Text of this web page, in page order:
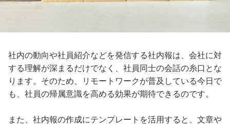
社内の動向や社員紹介などを発信する社内報は、会社に対
する理解が深まるだけでなく、社員同士の会話の糸口とな
ります。そのため、リモートワークが普及している今日で
も、社員の帰属意識を高める効果が期待できるのです。
また、社内報の作成にテンプレートを活用すると、文章や